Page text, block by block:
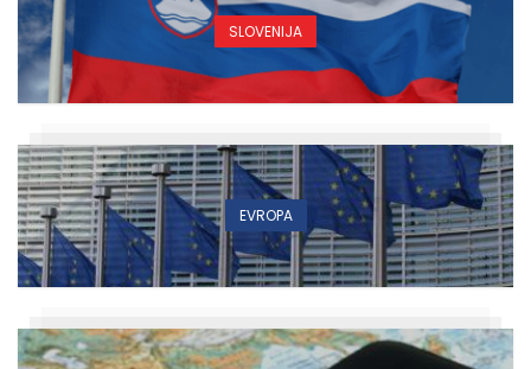
SLOVENIJA
EVROPA